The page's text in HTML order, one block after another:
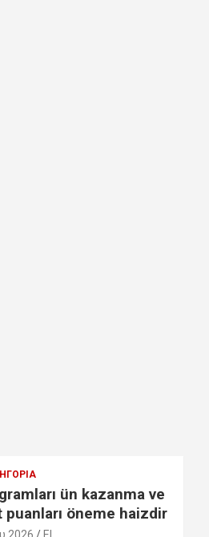
ün kazanma ve
puanları öneme haizdir
2026 EL